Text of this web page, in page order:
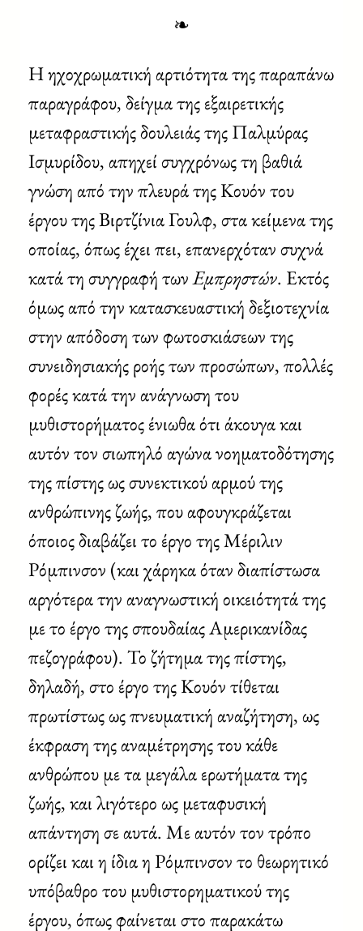
❧
Η ηχοχρωματική αρτιότητα της παραπάνω
παραγράφου, δείγμα της εξαιρετικής
μεταφραστικής δουλειάς της Παλμύρας
Ισμυρίδου, απηχεί συγχρόνως τη βαθιά
γνώση από την πλευρά της Κουόν του
έργου της Βιρτζίνια Γουλφ, στα κείμενα της
οποίας, όπως έχει πει, επανερχόταν συχνά
κατά τη συγγραφή τωνΕμπρηστών. Εκτός
όμως από την κατασκευαστική δεξιοτεχνία
στην απόδοση των φωτοσκιάσεων της
συνειδησιακής ροής των προσώπων, πολλές
φορές κατά την ανάγνωση του
μυθιστορήματος ένιωθα ότι άκουγα και
αυτόν τον σιωπηλό αγώνα νοηματοδότησης
της πίστης ως συνεκτικού αρμού της
ανθρώπινης ζωής, που αφουγκράζεται
όποιος διαβάζει το έργο της Μέριλιν
Ρόμπινσον (και χάρηκα όταν διαπίστωσα
αργότερα την αναγνωστική οικειότητά της
με το έργο της σπουδαίας Αμερικανίδας
πεζογράφου). Το ζήτημα της πίστης,
δηλαδή, στο έργο της Κουόν τίθεται
πρωτίστως ως πνευματική αναζήτηση, ως
έκφραση της αναμέτρησης του κάθε
ανθρώπου με τα μεγάλα ερωτήματα της
ζωής, και λιγότερο ως μεταφυσική
απάντηση σε αυτά. Με αυτόν τον τρόπο
ορίζει και η ίδια η Ρόμπινσον το θεωρητικό
υπόβαθρο του μυθιστορηματικού της
έργου, όπως φαίνεται στο παρακάτω